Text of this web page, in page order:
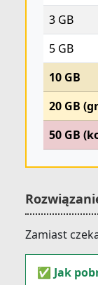
3 GB
5 GB
10 GB
20 GB
50 GB
Zamiast
✅ Jak